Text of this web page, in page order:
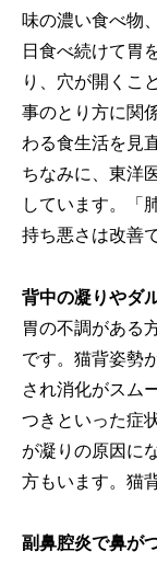
味の濃い食べ物
日食べ続けて胃
り、穴が開くこ
事のとり方に関
わる食生活を見
ちなみに、東洋
しています。「
持ち悪さは改善
背中の凝りやダ
胃の不調がある
です。猫背姿勢
され消化がスム
つきといった症
が凝りの原因に
方もいます。猫
副鼻腔炎で鼻が